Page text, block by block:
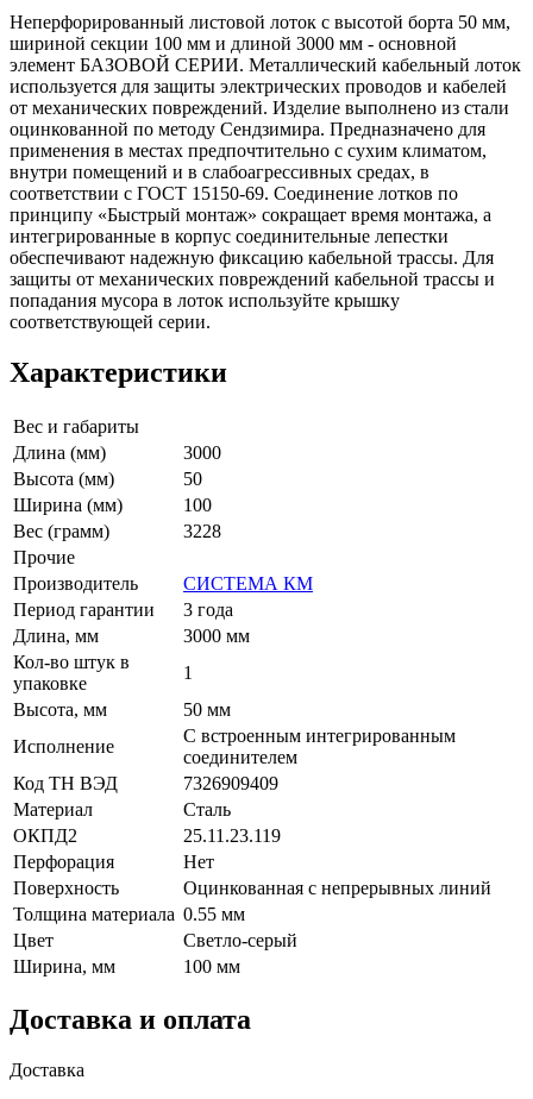
Неперфорированный листовой лоток с высотой борта 50 мм,
шириной секции 100 мм и длиной 3000 мм - основной
элемент БАЗОВОЙ СЕРИИ. Металлический кабельный лоток
используется для защиты электрических проводов и кабелей
от механических повреждений. Изделие выполнено из стали
оцинкованной по методу Сендзимира. Предназначено для
применения в местах предпочтительно с сухим климатом,
внутри помещений и в слабоагрессивных средах, в
соответствии с ГОСТ 15150-69. Соединение лотков по
принципу «Быстрый монтаж» сокращает время монтажа, а
интегрированные в корпус соединительные лепестки
обеспечивают надежную фиксацию кабельной трассы. Для
защиты от механических повреждений кабельной трассы и
попадания мусора в лоток используйте крышку
соответствующей серии.
Характеристики
Вес и габариты
Длина (мм)
3000
Высота (мм)
50
Ширина (мм)
100
Вес (грамм)
3228
Прочие
Производитель
СИСТЕМА КМ
Период гарантии
3 года
Длина, мм
3000 мм
Кол-во штук в
упаковке
1
Высота, мм
50 мм
Исполнение
С встроенным интегрированным
соединителем
Код ТН ВЭД
7326909409
Материал
Сталь
ОКПД2
25.11.23.119
Перфорация
Нет
Поверхность
Оцинкованная с непрерывных линий
Толщина материала 0.55 мм
Цвет
Светло-серый
Ширина, мм
100 мм
Доставка и оплата
Доставка